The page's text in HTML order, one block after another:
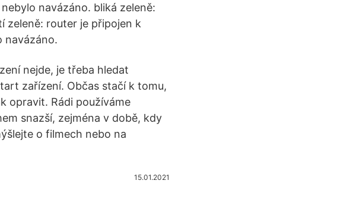
navázáno. bliká zeleně:
zeleně: router je připojen k
navázáno.
nejde, je třeba hledat
zařízení. Občas stačí k tomu,
opravit. Rádi používáme
snazší, zejména v době, kdy
o filmech nebo na
15.01.2021